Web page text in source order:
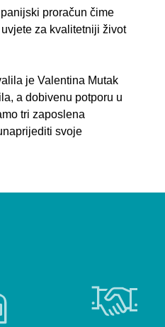
proračun čime
za kvalitetniji život
je Valentina Mutak
a dobivenu potporu u
tri zaposlena
svoje